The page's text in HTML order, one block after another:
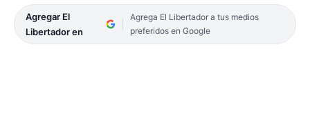
Agregar El
Libertador en
Agrega El Libertador a tus medios
preferidos en Google